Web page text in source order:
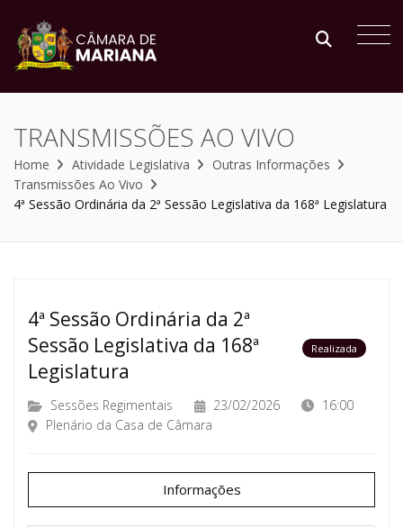
TRANSMISSÕES AO VIVO
Home Atividade Legislativa
Outras Informações
Transmissões Ao Vivo
4ª Sessão Ordinária da 2ª Sessão Legislativa da 168ª Legislatura
4ª Sessão Ordinária da 2ª
Sessão Legislativa da 168ª
Legislatura
Realizada
Sessões Regimentais 23/02/2026
16:00
Plenário da Casa de Câmara
Informações